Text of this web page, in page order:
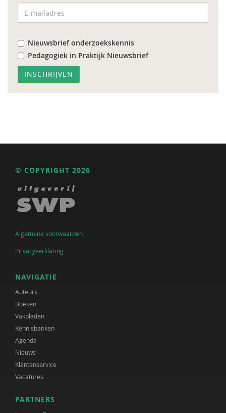
Nieuwsbrief onderzoekskennis
Pedagogiek in Praktijk Nieuwsbrief
© COPYRIGHT 2026
Algemene voorwaarden
Privacyverklaring
NAVIGATIE
Auteurs
Boeken
Vakbladen
Kennisbanken
Agenda
Nieuws
Klantenservice
Vacatures
PARTNERS